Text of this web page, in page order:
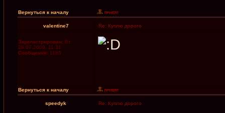
Вернуться к началу
valentine7 Re: Куплю дорого
Зарегистрирован: Вт
28.07.2009, 11:31
Сообщения: 1185
Вернуться к началу
speedyk Re: Куплю дорого